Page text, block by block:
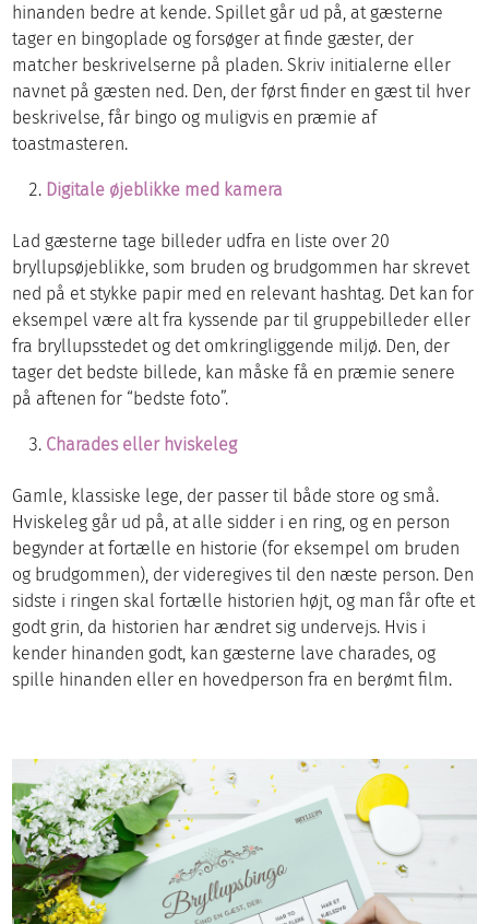
hinanden bedre at kende. Spillet går ud på, at gæsterne
tager en bingoplade og forsøger at finde gæster, der
matcher beskrivelserne på pladen. Skriv initialerne eller
navnet på gæsten ned. Den, der først finder en gæst til hver
beskrivelse, får bingo og muligvis en præmie af
toastmasteren.
Digitale øjeblikke med kamera
Lad gæsterne tage billeder udfra en liste over 20
bryllupsøjeblikke, som bruden og brudgommen har skrevet
ned på et stykke papir med en relevant hashtag. Det kan for
eksempel være alt fra kyssende par til gruppebilleder eller
fra bryllupsstedet og det omkringliggende miljø. Den, der
tager det bedste billede, kan måske få en præmie senere
på aftenen for “bedste foto”.
Charades eller hviskeleg
Gamle, klassiske lege, der passer til både store og små.
Hviskeleg går ud på, at alle sidder i en ring, og en person
begynder at fortælle en historie (for eksempel om bruden
og brudgommen), der videregives til den næste person. Den
sidste i ringen skal fortælle historien højt, og man får ofte et
godt grin, da historien har ændret sig undervejs. Hvis i
kender hinanden godt, kan gæsterne lave charades, og
spille hinanden eller en hovedperson fra en berømt film.